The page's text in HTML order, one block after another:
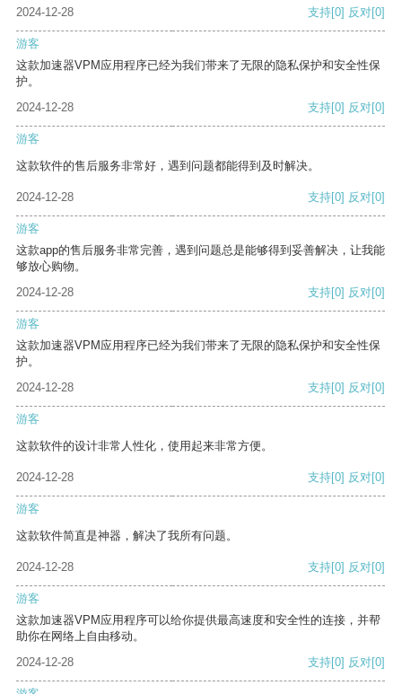
2024-12-28
支持[0] 反对[0]
游客
这款加速器VPM应用程序已经为我们带来了无限的隐私保护和安全性保
护。
2024-12-28
支持[0] 反对[0]
游客
这款软件的售后服务非常好，遇到问题都能得到及时解决。
2024-12-28 支持[0] 反对[0]
游客
这款app的售后服务非常完善，遇到问题总是能够得到妥善解决，让我能
够放心购物。
2024-12-28
支持[0] 反对[0]
游客
这款加速器VPM应用程序已经为我们带来了无限的隐私保护和安全性保
护。
2024-12-28
支持[0] 反对[0]
游客
这款软件的设计非常人性化，使用起来非常方便。
2024-12-28 支持[0] 反对[0]
游客
这款软件简直是神器，解决了我所有问题。
2024-12-28 支持[0] 反对[0]
游客
这款加速器VPM应用程序可以给你提供最高速度和安全性的连接，并帮
助你在网络上自由移动。
2024-12-28
支持[0] 反对[0]